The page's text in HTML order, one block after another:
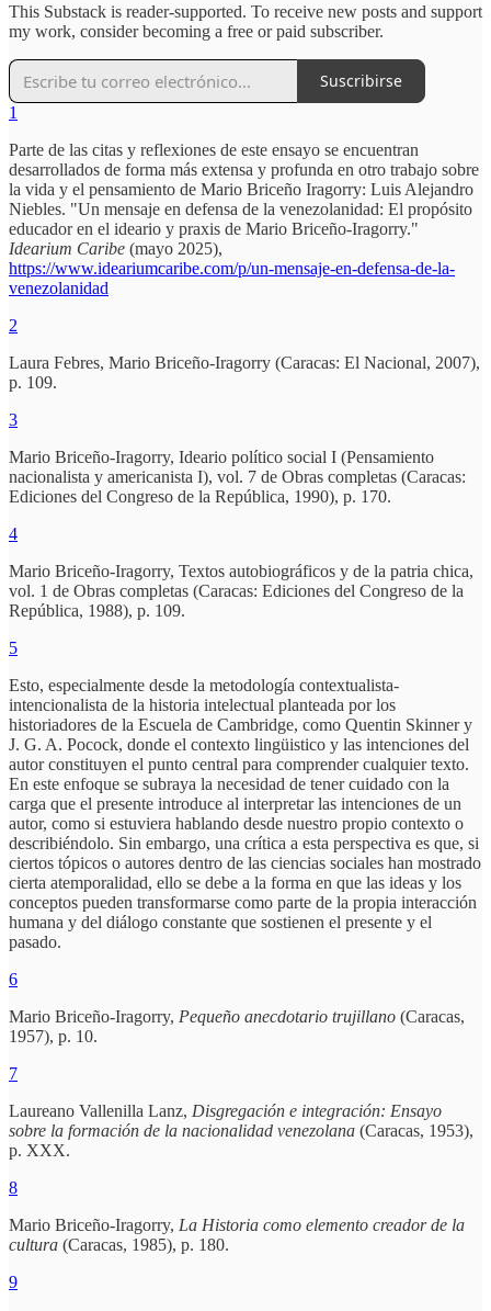
This Substack is reader-supported. To receive new posts and support
my work, consider becoming a free or paid subscriber.
Suscribirse
1
Parte de las citas y reflexiones de este ensayo se encuentran
desarrollados de forma más extensa y profunda en otro trabajo sobre
la vida y el pensamiento de Mario Briceño Iragorry: Luis Alejandro
Niebles. "Un mensaje en defensa de la venezolanidad: El propósito
educador en el ideario y praxis de Mario Briceño-Iragorry."
Idearium Caribe (mayo 2025),
https://www.ideariumcaribe.com/p/un-mensaje-en-defensa-de-la-
venezolanidad
2
Laura Febres, Mario Briceño-Iragorry (Caracas: El Nacional, 2007),
p. 109.
3
Mario Briceño-Iragorry, Ideario político social I (Pensamiento
nacionalista y americanista I), vol. 7 de Obras completas (Caracas:
Ediciones del Congreso de la República, 1990), p. 170.
4
Mario Briceño-Iragorry, Textos autobiográficos y de la patria chica,
vol. 1 de Obras completas (Caracas: Ediciones del Congreso de la
República, 1988), p. 109.
5
Esto, especialmente desde la metodología contextualista-
intencionalista de la historia intelectual planteada por los
historiadores de la Escuela de Cambridge, como Quentin Skinner y
J. G. A. Pocock, donde el contexto lingüistico y las intenciones del
autor constituyen el punto central para comprender cualquier texto.
En este enfoque se subraya la necesidad de tener cuidado con la
carga que el presente introduce al interpretar las intenciones de un
autor, como si estuviera hablando desde nuestro propio contexto o
describiéndolo. Sin embargo, una crítica a esta perspectiva es que, si
ciertos tópicos o autores dentro de las ciencias sociales han mostrado
cierta atemporalidad, ello se debe a la forma en que las ideas y los
conceptos pueden transformarse como parte de la propia interacción
humana y del diálogo constante que sostienen el presente y el
pasado.
6
Mario Briceño-Iragorry, Pequeño anecdotario trujillano (Caracas,
1957), p. 10.
7
Laureano Vallenilla Lanz, Disgregación e integración: Ensayo
sobre la formación de la nacionalidad venezolana (Caracas, 1953),
p. XXX.
8
Mario Briceño-Iragorry, La Historia como elemento creador de la
cultura (Caracas, 1985), p. 180.
9